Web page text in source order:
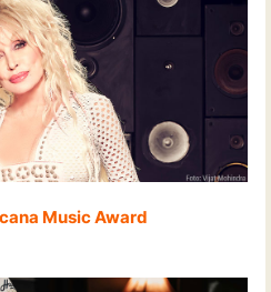
Music Award